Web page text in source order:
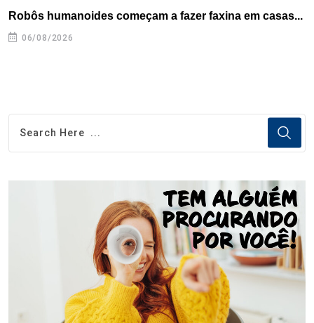
Robôs humanoides começam a fazer faxina em casas...
06/08/2026